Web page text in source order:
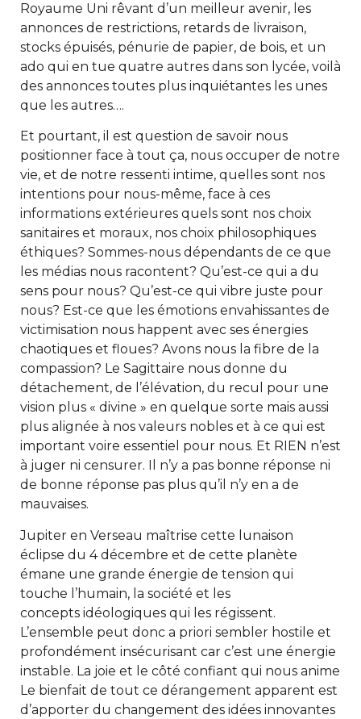
Royaume Uni rêvant d’un meilleur avenir, les
annonces de restrictions, retards de livraison,
stocks épuisés, pénurie de papier, de bois, et un
ado qui en tue quatre autres dans son lycée, voilà
des annonces toutes plus inquiétantes les unes
que les autres….
Et pourtant, il est question de savoir nous
positionner face à tout ça, nous occuper de notre
vie, et de notre ressenti intime, quelles sont nos
intentions pour nous-même, face à ces
informations extérieures quels sont nos choix
sanitaires et moraux, nos choix philosophiques
éthiques? Sommes-nous dépendants de ce que
les médias nous racontent? Qu’est-ce qui a du
sens pour nous? Qu’est-ce qui vibre juste pour
nous? Est-ce que les émotions envahissantes de
victimisation nous happent avec ses énergies
chaotiques et floues? Avons nous la fibre de la
compassion? Le Sagittaire nous donne du
détachement, de l’élévation, du recul pour une
vision plus « divine » en quelque sorte mais aussi
plus alignée à nos valeurs nobles et à ce qui est
important voire essentiel pour nous. Et RIEN n’est
à juger ni censurer. Il n’y a pas bonne réponse ni
de bonne réponse pas plus qu’il n’y en a de
mauvaises.
Jupiter en Verseau maîtrise cette lunaison
éclipse du 4 décembre et de cette planète
émane une grande énergie de tension qui
touche l’humain, la société et les
concepts idéologiques qui les régissent.
L’ensemble peut donc a priori sembler hostile et
profondément insécurisant car c’est une énergie
instable. La joie et le côté confiant qui nous anime
Le bienfait de tout ce dérangement apparent est
d’apporter du changement des idées innovantes